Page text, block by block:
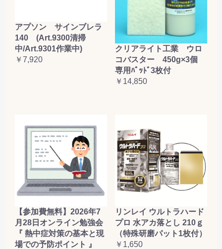
アプソン サインブレラ
140 (Art.9300清掃
中/Art.9301作業中)
￥7,920
クリアライト工業 ウロ
コバスター 450g×3個
専用ﾊﾟｯﾄﾞ3枚付
￥14,850
【参加費無料】2026年7
月28日オンライン勉強会
『 熱中症対策の基本と現
場での予防ポイント 』
リンレイ ウルトラハード
プロ 水アカ落とし 210ｇ
（特殊研磨パット1枚付）
￥1,650